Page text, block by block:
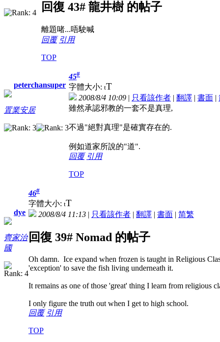
回復 43# 龍井樹 的帖子
離題啫...唔駛喊
回覆 引用
TOP
peterchansuper
置業安居
45#
字體大小: tT
2008/8/4 10:09 | 只看該作者 | 翻譯 | 書面 |
雖然承認邪教的一套不是真理,
不過"絕對真理"是確實存在的.
例如道家所說的"道".
回覆 引用
TOP
dye
齊家治
國
46#
字體大小: tT
2008/8/4 11:13 | 只看該作者 | 翻譯 | 書面 | 简繁
回復 39# Nomad 的帖子
Oh damn. Ice expand when frozen is taught in Religious
'exception' to save the fish living underneath it.
It remains as one of those 'great' thing I learn from religious
I only figure the truth out when I get to high school.
回覆 引用
TOP